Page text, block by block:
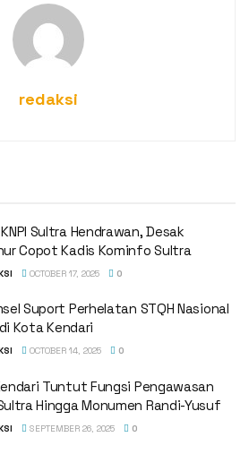
redaksi
Sultra Hendrawan, Desak
Copot Kadis Kominfo Sultra
OCTOBER 17, 2025 0
Suport Perhelatan STQH Nasional
Kota Kendari
OCTOBER 14, 2025 0
Tuntut Fungsi Pengawasan
Hingga Monumen Randi-Yusuf
SEPTEMBER 26, 2025 0